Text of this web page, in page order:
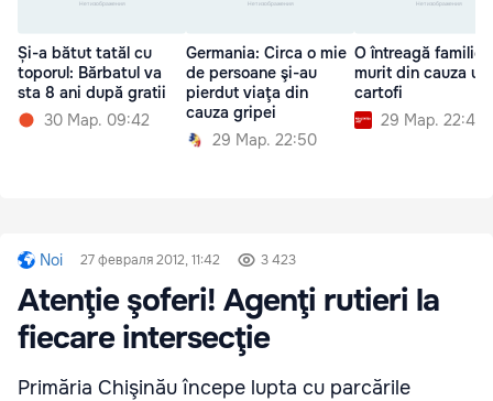
Și-a bătut tatăl cu
toporul: Bărbatul va
sta 8 ani după gratii
30 Мар. 09:42
Germania: Circa o mie
de persoane şi-au
pierdut viaţa din
cauza gripei
29 Мар. 22:50
O întreagă familie
murit din cauza
cartofi
29 Мар. 22:40
Noi 27 февраля 2012, 11:42 3 423
Atenţie şoferi! Agenţi rutieri la
fiecare intersecţie
Primăria Chişinău începe lupta cu parcările